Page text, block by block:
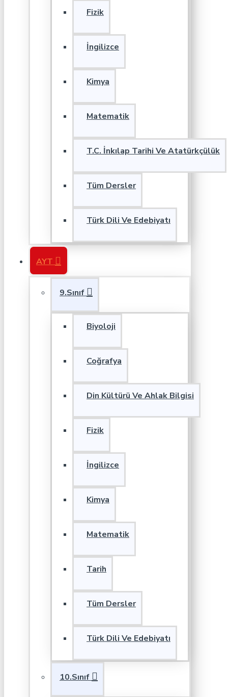
Fizik
İngilizce
Kimya
Matematik
T.C. İnkılap Tarihi Ve Atatürkçülük
Tüm Dersler
Türk Dili Ve Edebiyatı
AYT
9.Sınıf
Biyoloji
Coğrafya
Din Kültürü Ve Ahlak Bilgisi
Fizik
İngilizce
Kimya
Matematik
Tarih
Tüm Dersler
Türk Dili Ve Edebiyatı
10.Sınıf